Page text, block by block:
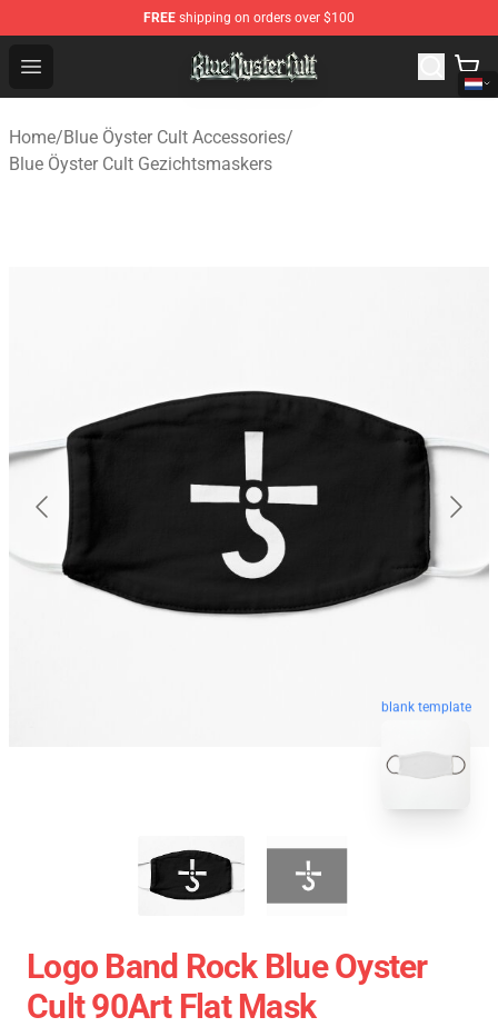
FREE shipping on orders over $100
Open menu
Blue Öyster Cult Store - Official Blue Öyster Cult
Home/Blue Öyster Cult Accessories/
Blue Öyster Cult Gezichtsmaskers
blank template
Logo Band Rock Blue Oyster
Cult 90Art Flat Mask